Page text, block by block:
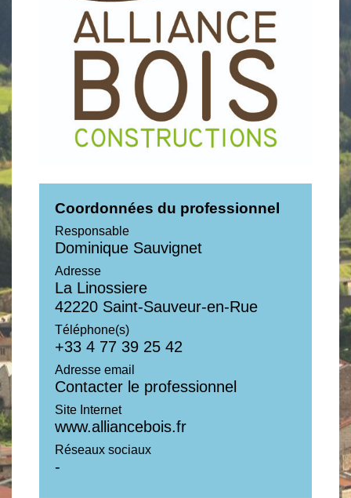
Coordonnées du professionnel
Responsable
Dominique Sauvignet
Adresse
La Linossiere
42220 Saint-Sauveur-en-Rue
Téléphone(s)
+33 4 77 39 25 42
Adresse email
Contacter le professionnel
Site Internet
www.alliancebois.fr
Réseaux sociaux
-